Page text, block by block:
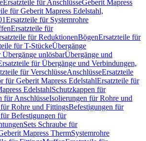
Ersatzteile für AnschlüsseGeberit Mapress
für Geberit Mapress Edelstahl,
Ersatzteile für Systemrohre
Ersatzteile für
für ReduktionenBögenErsatzteile für
für T-StückeÜbergänge
unlösbarÜbergänge und
für Übergänge und Verbindungen,
für VerschlüsseAnschlüsseErsatzteile
für Geberit Mapress EdelstahlErsatzteile für
EdelstahlSchutzkappen für
für AnschlüsseIsolierungen für Rohre und
Rohre und FittingsBefestigungen für
Befestigungen für
Sets Schraube für
Mapress ThermSystemrohre